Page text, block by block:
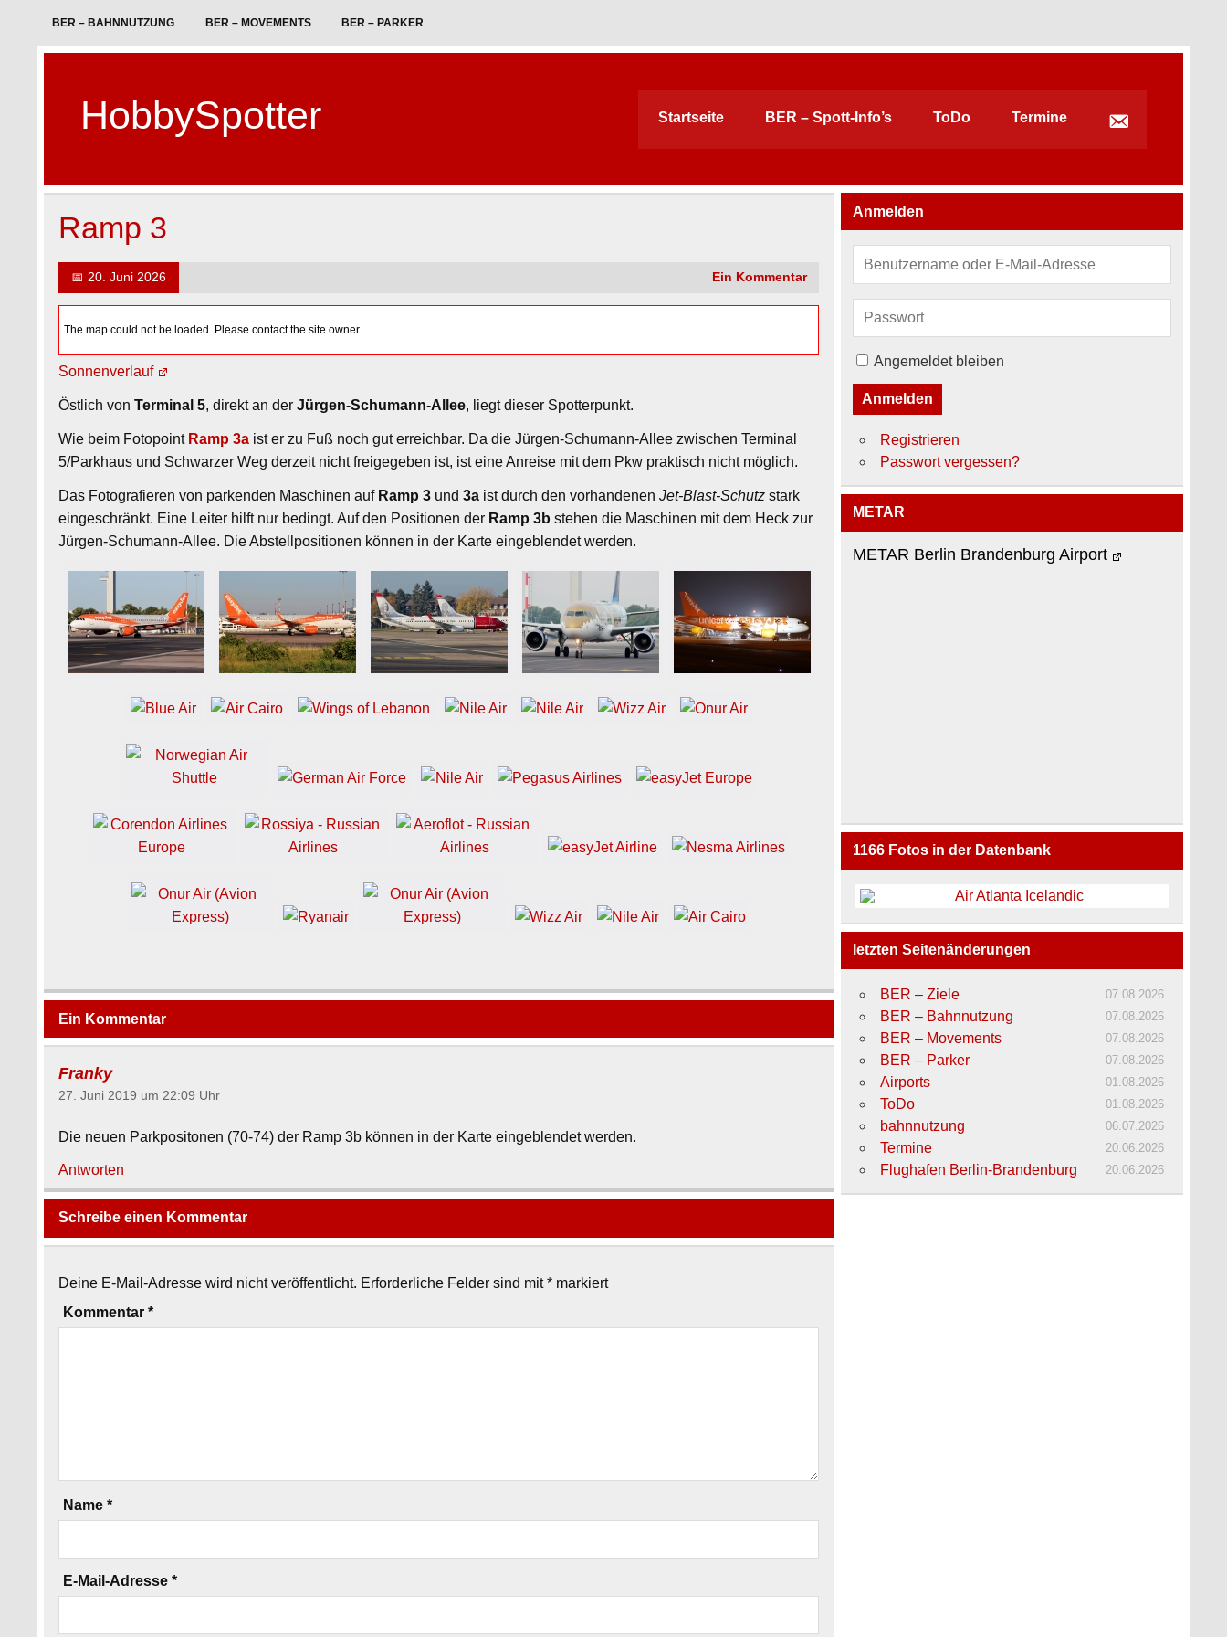
BER – BAHNNUTZUNG BER – MOVEMENTS BER – PARKER
HobbySpotter Startseite BER – Spott-Info’s ToDo Termine
Ramp 3
📅 20. Juni 2026 Ein Kommentar
The map could not be loaded. Please contact the site owner.
Sonnenverlauf
Östlich vonTerminal 5, direkt an derJürgen‑Schumann‑Allee, liegt dieser Spotterpunkt.
Wie beim Fotopoint Ramp 3a ist er zu Fuß noch gut erreichbar. Da die Jürgen‑Schumann‑Allee zwischen Terminal
5/Parkhaus und Schwarzer Weg derzeit nicht freigegeben ist, ist eine Anreise mit dem Pkw praktisch nicht möglich.
Das Fotografieren von parkenden Maschinen auf Ramp 3 und3a ist durch den vorhandenenJet‑Blast‑Schutz stark
eingeschränkt. Eine Leiter hilft nur bedingt. Auf den Positionen der Ramp 3b stehen die Maschinen mit dem Heck zur
Jürgen‑Schumann‑Allee. Die Abstellpositionen können in der Karte eingeblendet werden.
Ein Kommentar
Franky
27. Juni 2019 um 22:09 Uhr
Die neuen Parkpositonen (70-74) der Ramp 3b können in der Karte eingeblendet werden.
Antworten
Schreibe einen Kommentar
Deine E-Mail-Adresse wird nicht veröffentlicht. Erforderliche Felder sind mit* markiert
Kommentar*
Name*
E-Mail-Adresse*
Anmelden
Angemeldet bleiben
Anmelden
Registrieren
Passwort vergessen?
METAR
METAR Berlin Brandenburg Airport
1166 Fotos in der Datenbank
letzten Seitenänderungen
BER – Ziele 07.08.2026
BER – Bahnnutzung 07.08.2026
BER – Movements 07.08.2026
BER – Parker 07.08.2026
Airports 01.08.2026
ToDo 01.08.2026
bahnnutzung 06.07.2026
Termine 20.06.2026
Flughafen Berlin-Brandenburg 20.06.2026